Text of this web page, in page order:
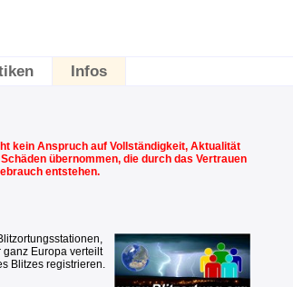
Infos
kein Anspruch auf Vollständigkeit, Aktualität
übernommen, die durch das Vertrauen
entstehen.
Europa verteilt
Blitzes registrieren.